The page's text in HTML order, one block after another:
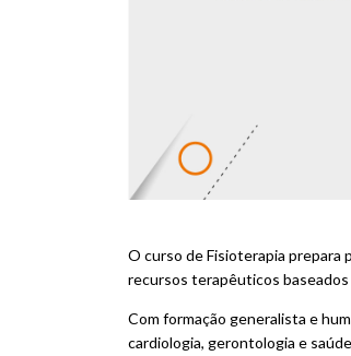
O curso de Fisioterapia prepara
recursos terapêuticos baseados
Com formação generalista e
cardiologia, gerontologia e